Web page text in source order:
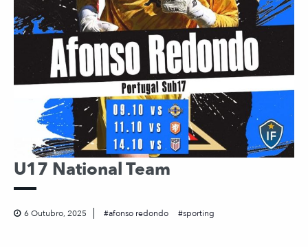
U17 National Team
6 Outubro, 2025 afonso redondo sporting